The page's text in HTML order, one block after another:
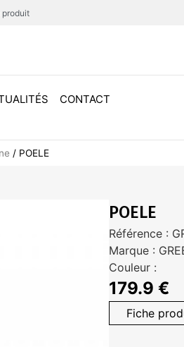
CONTACT
/ POELE
POELE
Référence :
Marque :
Couleur :
179.9 €
Fiche